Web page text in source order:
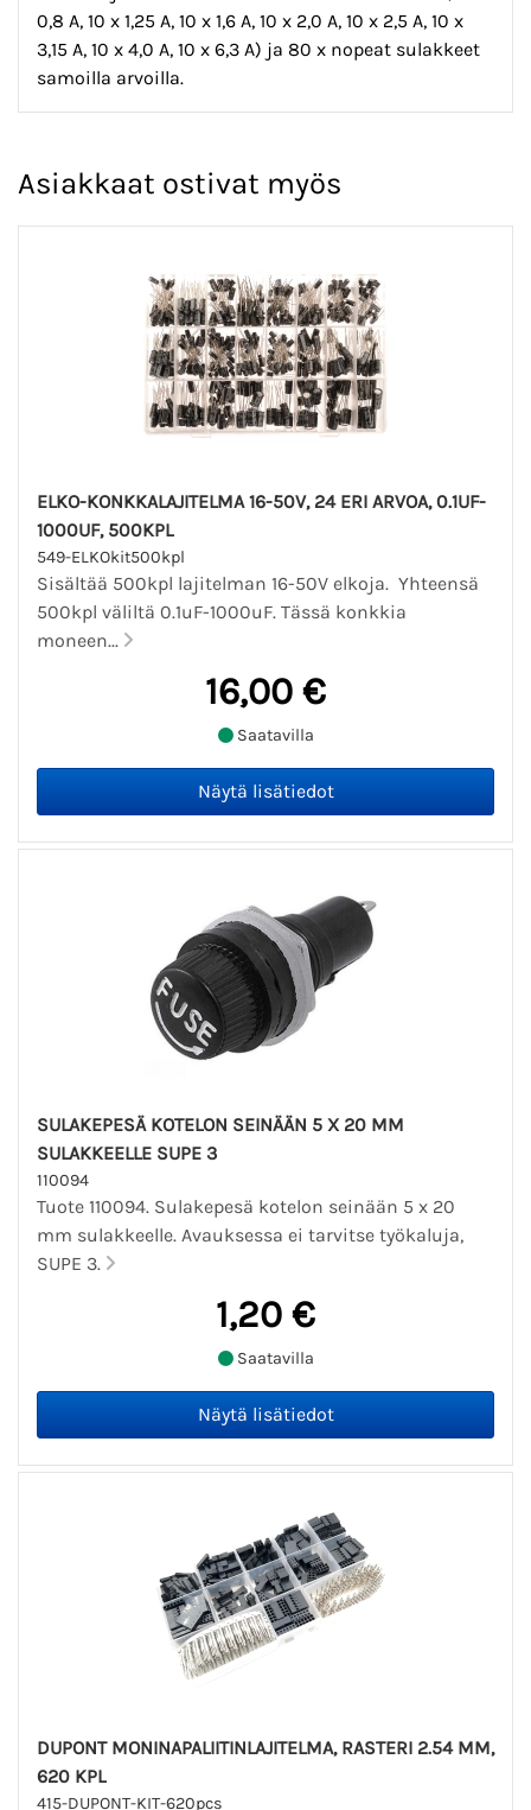
0,8 A, 10 x 1,25 A, 10 x 1,6 A, 10 x 2,0 A, 10 x 2,5 A, 10 x
3,15 A, 10 x 4,0 A, 10 x 6,3 A) ja 80 x nopeat sulakkeet
samoilla arvoilla.
Asiakkaat ostivat myös
ELKO-KONKKALAJITELMA 16-50V, 24 ERI ARVOA, 0.1UF-
1000UF, 500KPL
549-ELKOkit500kpl
Sisältää 500kpl lajitelman 16-50V elkoja. Yhteensä
500kpl väliltä 0.1uF-1000uF. Tässä konkkia
moneen...
16,00 €
Saatavilla
SULAKEPESÄ KOTELON SEINÄÄN 5 X 20 MM
SULAKKEELLE SUPE 3
110094
Tuote 110094. Sulakepesä kotelon seinään 5 x 20
mm sulakkeelle. Avauksessa ei tarvitse työkaluja,
SUPE 3.
1,20 €
Saatavilla
DUPONT MONINAPALIITINLAJITELMA, RASTERI 2.54 MM,
620 KPL
415-DUPONT-KIT-620pcs